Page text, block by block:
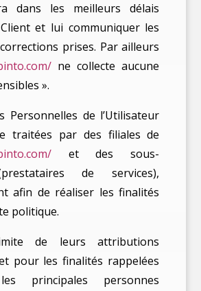
dans les meilleurs délais
et lui communiquer les
prises. Par ailleurs
ne collecte aucune
».
Personnelles de l’Utilisateur
traitées par des filiales de
et des sous-
de services),
afin de réaliser les finalités
politique.
de leurs attributions
pour les finalités rappelées
principales personnes